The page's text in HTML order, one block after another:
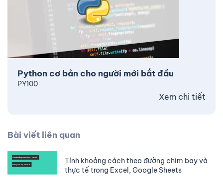
Python cơ bản cho người mới bắt đầu
PY100
Xem chi tiết
Bài viết liên quan
Tính khoảng cách theo đường chim bay và
thực tế trong Excel, Google Sheets